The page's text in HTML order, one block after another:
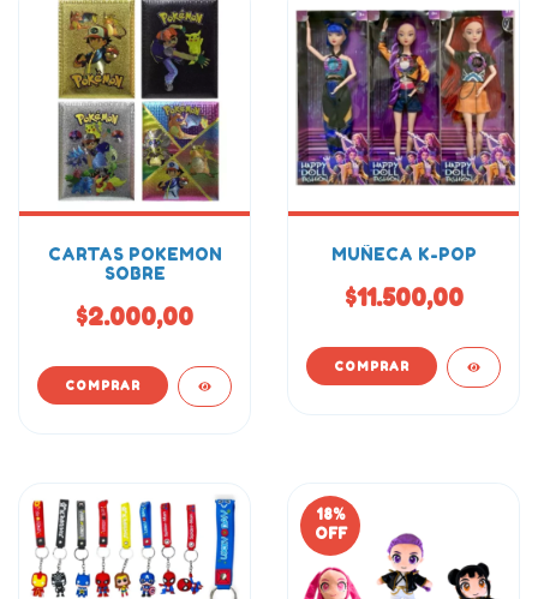
CARTAS POKEMON
SOBRE
$2.000,00
MUÑECA K-POP
$11.500,00
18%
OFF